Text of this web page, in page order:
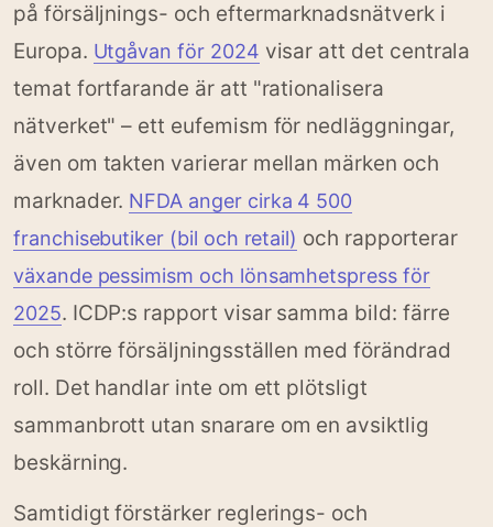
på försäljnings- och eftermarknadsnätverk i
Europa. Utgåvan för 2024 visar att det centrala
temat fortfarande är att "rationalisera
nätverket" – ett eufemism för nedläggningar,
även om takten varierar mellan märken och
marknader. NFDA anger cirka 4 500
franchisebutiker (bil och retail) och rapporterar
växande pessimism och lönsamhetspress för
2025. ICDP:s rapport visar samma bild: färre
och större försäljningsställen med förändrad
roll. Det handlar inte om ett plötsligt
sammanbrott utan snarare om en avsiktlig
beskärning.
Samtidigt förstärker reglerings- och